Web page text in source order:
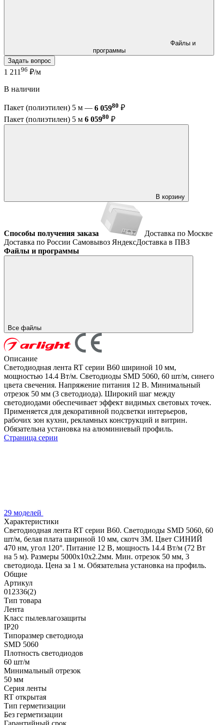
программы
Задать вопрос
1 211 96 ₽/м
В наличии
Пакет (полиэтилен) 5 м — 6 05980 ₽
Пакет (полиэтилен) 5 м 6 05980 ₽
В корзину
Способы получения заказа
Доставка по Москве
Доставка по России Самовывоз ЯндексДоставка в ПВЗ
Файлы и программы
Все файлы
Описание
Светодиодная лента RT серии B60 шириной 10 мм,
мощностью 14.4 Вт/м. Светодиоды SMD 5060, 60 шт/м, синего
цвета свечения. Напряжение питания 12 В. Минимальный
отрезок 50 мм (3 светодиода). Широкий шаг между
светодиодами обеспечивает эффект видимых световых точек.
Применяется для декоративной подсветки интерьеров,
рабочих зон кухни, рекламных конструкций и витрин.
Обязательна установка на алюминиевый профиль.
Страница серии
29 моделей
Характеристики
Светодиодная лента RT серии B60. Светодиоды SMD 5060, 60
шт/м, белая плата шириной 10 мм, скотч 3M. Цвет СИНИЙ
470 нм, угол 120°. Питание 12 В, мощность 14.4 Вт/м (72 Вт
на 5 м). Размеры 5000x10x2.2мм. Мин. отрезок 50 мм, 3
светодиода. Цена за 1 м. Обязательна установка на профиль.
Общие
Артикул
012336(2)
Тип товара
Лента
Класс пылевлагозащиты
IP20
Типоразмер светодиода
SMD 5060
Плотность светодиодов
60 шт/м
Минимальный отрезок
50 мм
Серия ленты
RT открытая
Тип герметизации
Без герметизации
Гарантийный срок